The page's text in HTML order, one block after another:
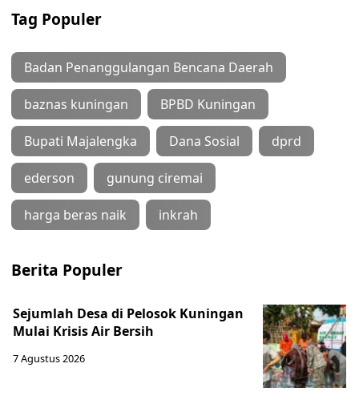
Tag Populer
Badan Penanggulangan Bencana Daerah
baznas kuningan BPBD Kuningan
Bupati Majalengka Dana Sosial dprd
ederson gunung ciremai
harga beras naik inkrah
Berita Populer
Sejumlah Desa di Pelosok Kuningan
Mulai Krisis Air Bersih
7 Agustus 2026